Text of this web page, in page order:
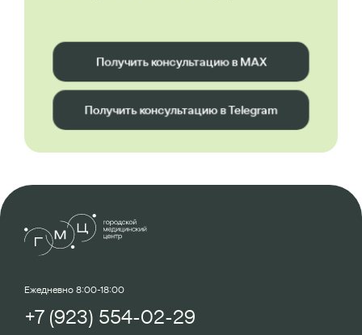
Получить консультацию в MAX
Получить консультацию в Telegram
Ежедневно 8:00-18:00
+7 (923) 554-02-29